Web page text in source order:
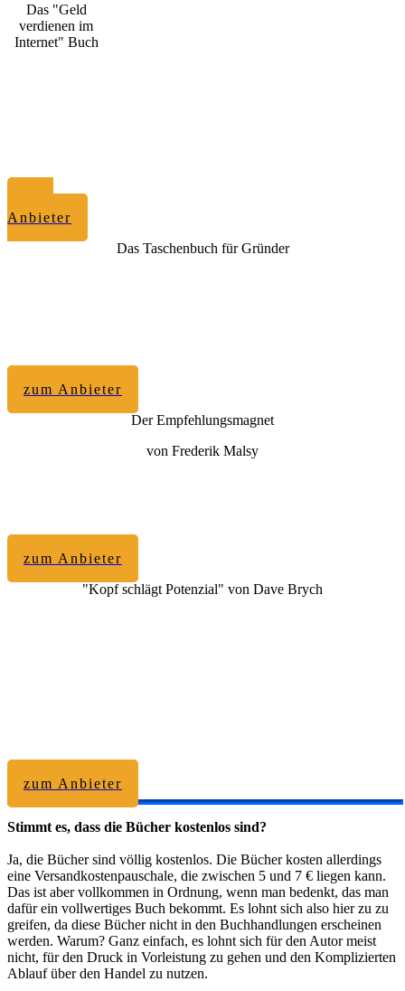
Das "Geld
verdienen im
Internet" Buch
Anbieter
Das Taschenbuch für Gründer
zum Anbieter
Der Empfehlungsmagnet
von Frederik Malsy
zum Anbieter
"Kopf schlägt Potenzial" von Dave Brych
zum Anbieter
Stimmt es, dass die Bücher kostenlos sind?
Ja, die Bücher sind völlig kostenlos. Die Bücher kosten allerdings
eine Versandkostenpauschale, die zwischen 5 und 7 € liegen kann.
Das ist aber vollkommen in Ordnung, wenn man bedenkt, das man
dafür ein vollwertiges Buch bekommt. Es lohnt sich also hier zu zu
greifen, da diese Bücher nicht in den Buchhandlungen erscheinen
werden. Warum? Ganz einfach, es lohnt sich für den Autor meist
nicht, für den Druck in Vorleistung zu gehen und den Komplizierten
Ablauf über den Handel zu nutzen.